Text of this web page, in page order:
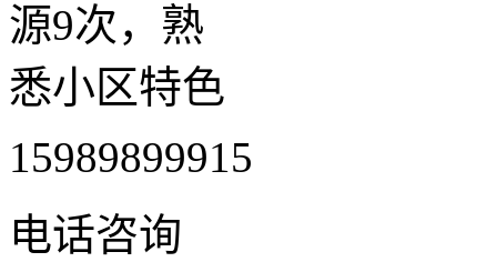
源9次，熟
悉小区特色
15989899915
电话咨询